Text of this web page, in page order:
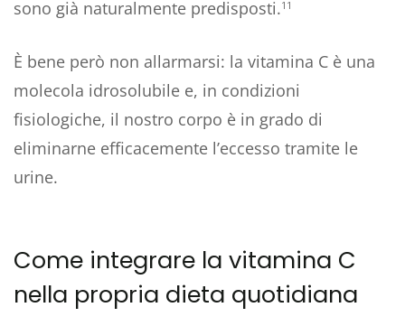
sono già naturalmente predisposti.11
È bene però non allarmarsi: la vitamina C è una
molecola idrosolubile e, in condizioni
fisiologiche, il nostro corpo è in grado di
eliminarne efficacemente l’eccesso tramite le
urine.
Come integrare la vitamina C
nella propria dieta quotidiana